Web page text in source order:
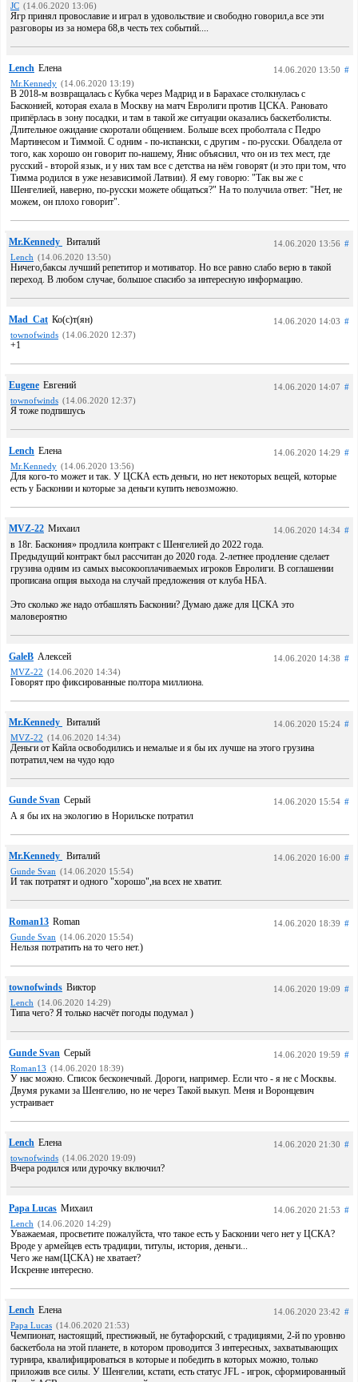
JC (14.06.2020 13:06)
Ягр принял провославие и играл в удовольствие и свободно говорил,а все эти
разговоры из за номера 68,в честь тех событий....
Lench Елена 14.06.2020 13:50 #
Mr.Kennedy (14.06.2020 13:19)
В 2018-м возвращалась с Кубка через Мадрид и в Барахасе столкнулась с
Басконией, которая ехала в Москву на матч Евролиги против ЦСКА. Рановато
припёрлась в зону посадки, и там в такой же ситуации оказались баскетболисты.
Длительное ожидание скоротали общением. Больше всех проболтала с Педро
Мартинесом и Тиммой. С одним - по-испански, с другим - по-русски. Обалдела от
того, как хорошо он говорит по-нашему, Янис объяснил, что он из тех мест, где
русский - второй язык, и у них там все с детства на нём говорят (и это при том, что
Тимма родился в уже независимой Латвии). Я ему говорю: "Так вы же с
Шенгелией, наверно, по-русски можете общаться?" На то получила ответ: "Нет, не
можем, он плохо говорит".
Mr.Kennedy Виталий 14.06.2020 13:56 #
Lench (14.06.2020 13:50)
Ничего,баксы лучший репетитор и мотиватор. Но все равно слабо верю в такой
переход. В любом случае, большое спасибо за интересную информацию.
Mad_Cat Ко(c)т(ян) 14.06.2020 14:03 #
townofwinds (14.06.2020 12:37)
+1
Eugene Евгений 14.06.2020 14:07 #
townofwinds (14.06.2020 12:37)
Я тоже подпишусь
Lench Елена 14.06.2020 14:29 #
Mr.Kennedy (14.06.2020 13:56)
Для кого-то может и так. У ЦСКА есть деньги, но нет некоторых вещей, которые
есть у Басконии и которые за деньги купить невозможно.
MVZ-22 Михаил 14.06.2020 14:34 #
в 18г. Баскония» продлила контракт с Шенгелией до 2022 года.
Предыдущий контракт был рассчитан до 2020 года. 2-летнее продление сделает
грузина одним из самых высокооплачиваемых игроков Евролиги. В соглашении
прописана опция выхода на случай предложения от клуба НБА.
Это сколько же надо отбашлять Басконии? Думаю даже для ЦСКА это
маловероятно
GaleB Алексей 14.06.2020 14:38 #
MVZ-22 (14.06.2020 14:34)
Говорят про фиксированные полтора миллиона.
Mr.Kennedy Виталий 14.06.2020 15:24 #
MVZ-22 (14.06.2020 14:34)
Деньги от Кайла освободились и немалые и я бы их лучше на этого грузина
потратил,чем на чудо юдо
Gunde Svan Серый 14.06.2020 15:54 #
А я бы их на экологию в Норильске потратил
Mr.Kennedy Виталий 14.06.2020 16:00 #
Gunde Svan (14.06.2020 15:54)
И так потратят и одного "хорошо",на всех не хватит.
Roman13 Roman 14.06.2020 18:39 #
Gunde Svan (14.06.2020 15:54)
Нельзя потратить на то чего нет.)
townofwinds Виктор 14.06.2020 19:09 #
Lench (14.06.2020 14:29)
Типа чего? Я только насчёт погоды подумал )
Gunde Svan Серый 14.06.2020 19:59 #
Roman13 (14.06.2020 18:39)
У нас можно. Список бесконечный. Дороги, например. Если что - я не с Москвы.
Двумя руками за Шенгелию, но не через Такой выкуп. Меня и Воронцевич
устраивает
Lench Елена 14.06.2020 21:30 #
townofwinds (14.06.2020 19:09)
Вчера родился или дурочку включил?
Papa Lucas Михаил 14.06.2020 21:53 #
Lench (14.06.2020 14:29)
Уважаемая, просветите пожалуйста, что такое есть у Басконии чего нет у ЦСКА?
Вроде у армейцев есть традиции, титулы, история, деньги...
Чего же нам(ЦСКА) не хватает?
Искренне интересно.
Lench Елена 14.06.2020 23:42 #
Papa Lucas (14.06.2020 21:53)
Чемпионат, настоящий, престижный, не бутафорский, с традициями, 2-й по уровню
баскетбола на этой планете, в котором проводится 3 интересных, захватывающих
турнира, квалифицироваться в которые и победить в которых можно, только
приложив все силы. У Шенгелии, кстати, есть статус JFL - игрок, сформированный